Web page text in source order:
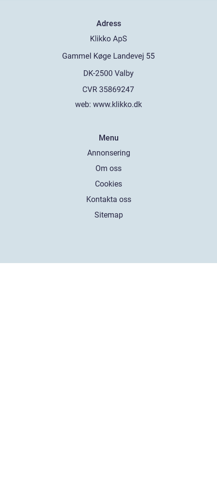
Adress
web: www.klikko.dk
Menu
Annonsering
Om oss
Cookies
Kontakta oss
Sitemap